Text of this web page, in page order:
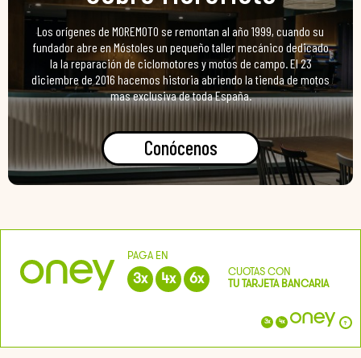
Los orígenes de MOREMOTO se remontan al año 1999, cuando su
fundador abre en Móstoles un pequeño taller mecánico dedicado
la la reparación de ciclomotores y motos de campo. El 23
diciembre de 2016 hacemos historia abriendo la tienda de motos
mas exclusiva de toda España.
Conócenos
PAGA EN
3x 4x 6x
CUOTAS CON
TU TARJETA BANCARIA
3x 4x ?